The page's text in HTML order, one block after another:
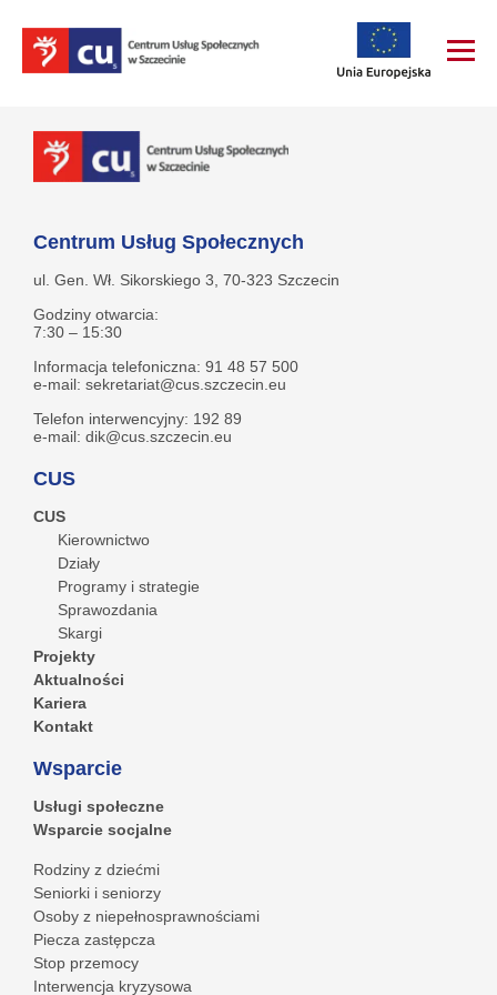
Centrum Usług Społecznych
ul. Gen. Wł. Sikorskiego 3, 70-323 Szczecin
Godziny otwarcia:
7:30 – 15:30
Informacja telefoniczna: 91 48 57 500
e-mail: sekretariat@cus.szczecin.eu
Telefon interwencyjny: 192 89
e-mail: dik@cus.szczecin.eu
CUS
CUS
Kierownictwo
Działy
Programy i strategie
Sprawozdania
Skargi
Projekty
Aktualności
Kariera
Kontakt
Wsparcie
Usługi społeczne
Wsparcie socjalne
Rodziny z dziećmi
Seniorki i seniorzy
Osoby z niepełnosprawnościami
Piecza zastępcza
Stop przemocy
Interwencja kryzysowa